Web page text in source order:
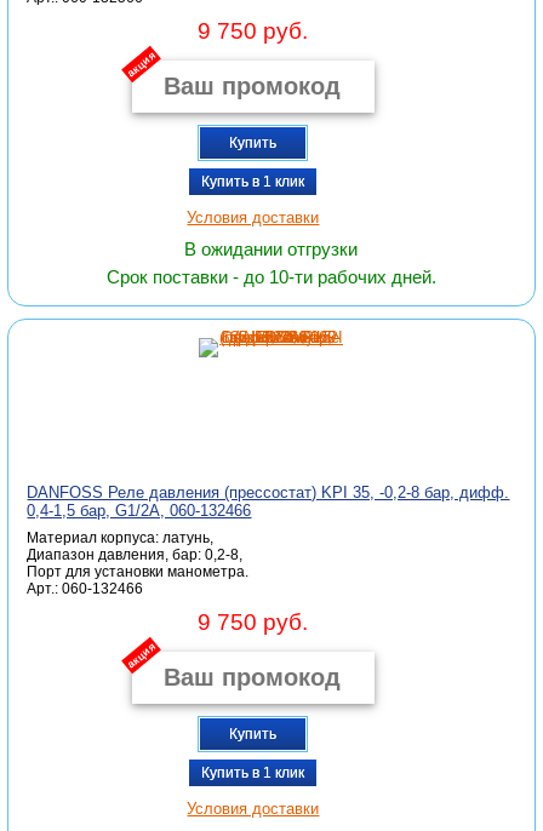
9 750 руб.
акция
Купить
Купить в 1 клик
Условия доставки
В ожидании отгрузки
Срок поставки - до 10-ти рабочих дней.
DANFOSS Реле давления (прессостат) KPI 35, -0,2-8 бар, дифф.
0,4-1,5 бар, G1/2A, 060-132466
Материал корпуса: латунь,
Диапазон давления, бар: 0,2-8,
Порт для установки манометра.
Арт.: 060-132466
9 750 руб.
акция
Купить
Купить в 1 клик
Условия доставки